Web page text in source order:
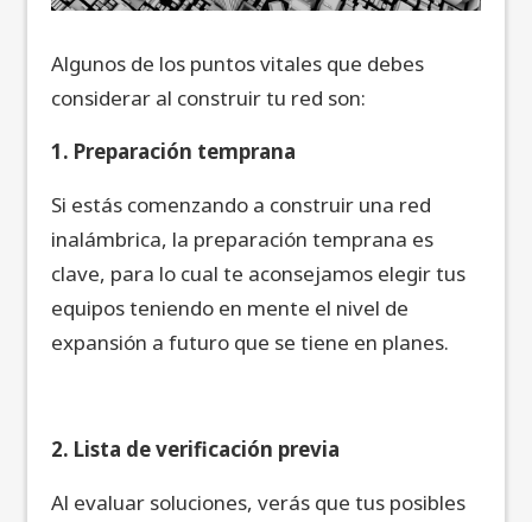
Algunos de los puntos vitales que debes
considerar al construir tu red son:
1. Preparación temprana
Si estás comenzando a construir una red
inalámbrica, la preparación temprana es
clave, para lo cual te aconsejamos elegir tus
equipos teniendo en mente el nivel de
expansión a futuro que se tiene en planes.
2. Lista de verificación previa
Al evaluar soluciones, verás que tus posibles